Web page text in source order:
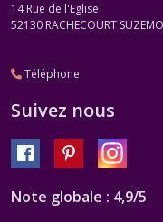
14 Rue de l'Eglise
52130 RACHECOURT
Téléphone
Suivez nous
Note globale : 4,9/5